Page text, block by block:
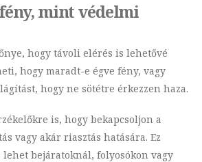
mint védelmi
hogy távoli elérés is lehetővé
hogy maradt-e égve fény, vagy
hogy ne sötétre érkezzen haza.
is, hogy bekapcsoljon a
vagy akár riasztás hatására. Ez
bejáratoknál, folyosókon vagy